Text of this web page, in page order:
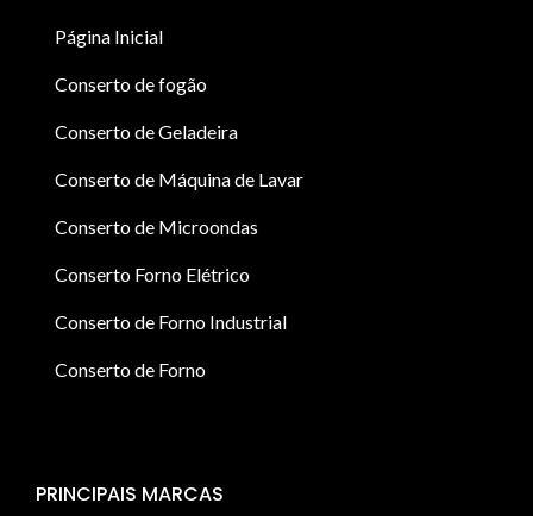
Página Inicial
Conserto de fogão
Conserto de Geladeira
Conserto de Máquina de Lavar
Conserto de Microondas
Conserto Forno Elétrico
Conserto de Forno Industrial
Conserto de Forno
PRINCIPAIS MARCAS